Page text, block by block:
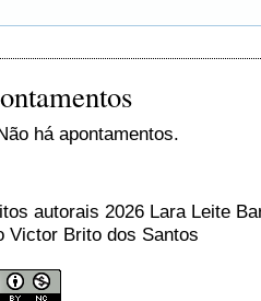
há apontamentos.
autorais 2026 Lara Leite
Victor Brito dos Santos